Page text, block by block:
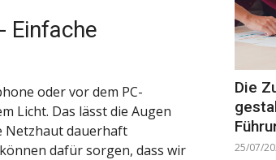
Einfache
oder vor dem PC-
Licht. Das lässt die Augen
Netzhaut dauerhaft
dafür sorgen, dass wir
Die
25/07/